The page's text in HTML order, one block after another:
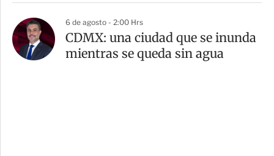
6 de agosto - 2:00 Hrs
CDMX: una ciudad que se inunda
mientras se queda sin agua